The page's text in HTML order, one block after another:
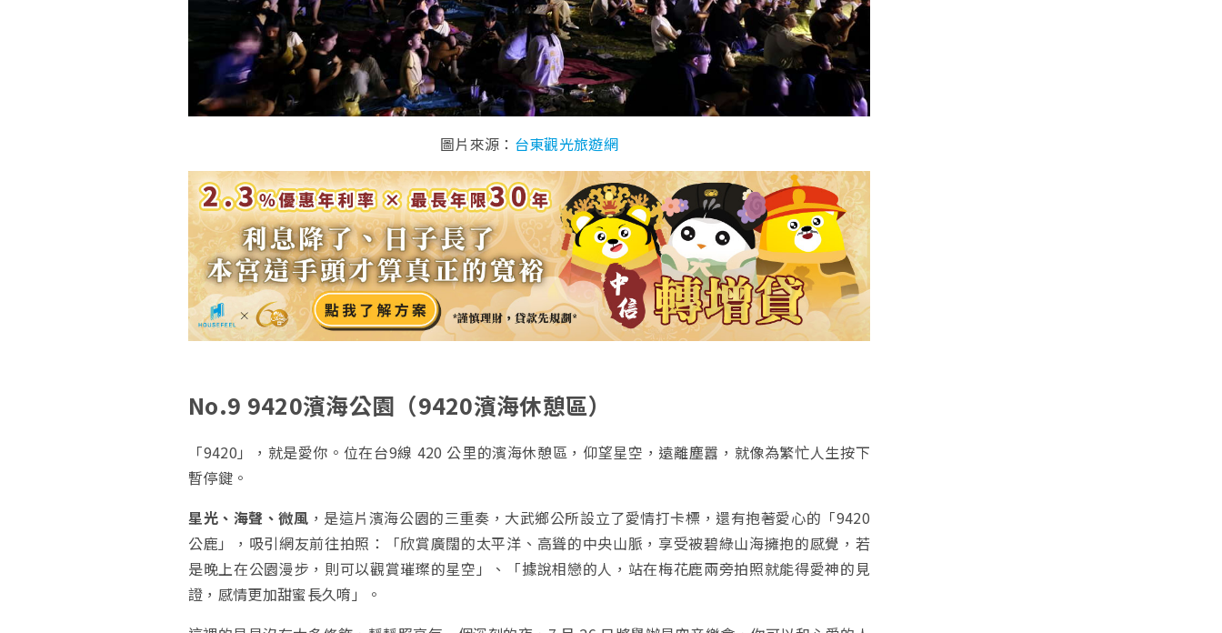
圖片來源： 台東觀光旅遊網
No.9 9420濱海公園 （9420濱海休憩區）
「9420」，就是愛你。位在台9線 420 公里的濱海休憩區，仰望星空，遠離塵囂，就像為繁忙人生按下
暫停鍵。
星光、海聲、微風 ，是這片濱海公園的三重奏，大武鄉公所設立了愛情打卡標，還有抱著愛心的「9420
公鹿」，吸引網友前往拍照：「欣賞廣闊的太平洋、高聳的中央山脈，享受被碧綠山海擁抱的感覺，若
是晚上在公園漫步，則可以觀賞璀璨的星空」、「據說相戀的人，站在梅花鹿兩旁拍照就能得愛神的見
證，感情更加甜蜜長久唷」。